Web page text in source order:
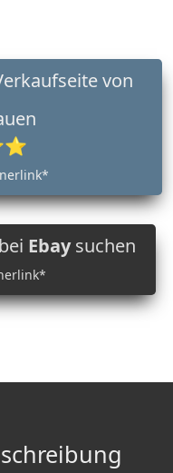
Ebaysuchen